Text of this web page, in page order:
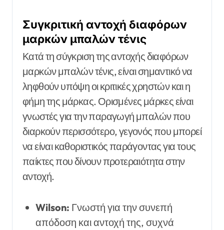
Συγκριτική αντοχή διαφόρων
μαρκών μπαλών τένις
Κατά τη σύγκριση της αντοχής διαφόρων
μαρκών μπαλών τένις, είναι σημαντικό να
ληφθούν υπόψη οι κριτικές χρηστών και η
φήμη της μάρκας. Ορισμένες μάρκες είναι
γνωστές για την παραγωγή μπαλών που
διαρκούν περισσότερο, γεγονός που μπορεί
να είναι καθοριστικός παράγοντας για τους
παίκτες που δίνουν προτεραιότητα στην
αντοχή.
Wilson: Γνωστή για την συνεπή
απόδοση και αντοχή της, συχνά